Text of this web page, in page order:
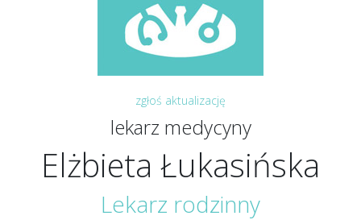
zgłoś aktualizację
lekarz medycyny
Elżbieta Łukasińska
Lekarz rodzinny